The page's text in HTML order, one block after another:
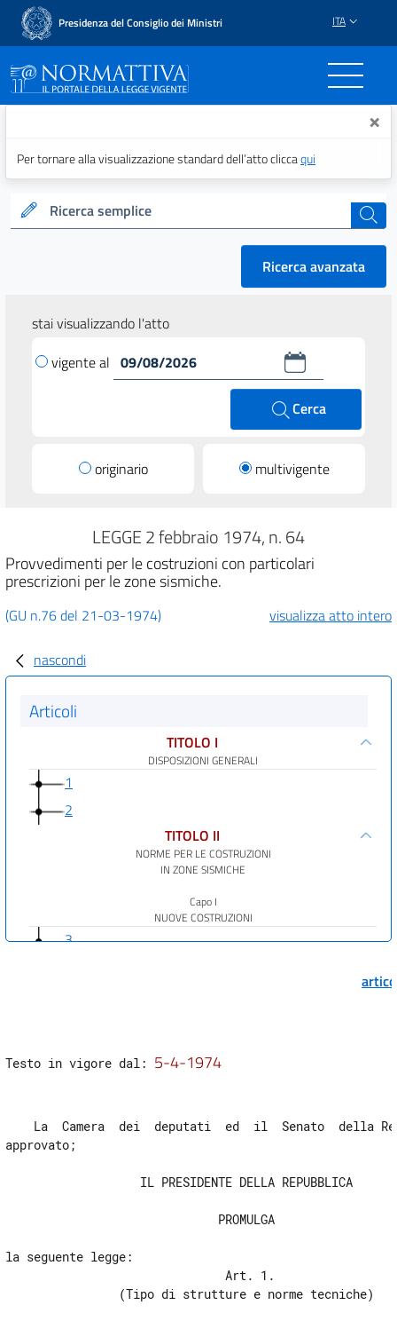
Presidenza del Consiglio dei Ministri ITA
Normattiva - Il portale ×
Per tornare alla visualizzazione standard dell’atto cliccaqui
Ricerca semplice cerca
Ricerca avanzata
stai visualizzando l'atto
vigente al
Cerca
originario multivigente
LEGGE 2 febbraio 1974, n. 64
Provvedimenti per le costruzioni con particolari
prescrizioni per le zone sismiche.
(GU n.76 del 21-03-1974) visualizza atto intero
nascondi
Articoli
TITOLO I
DISPOSIZIONI GENERALI
1
2
TITOLO II
NORME PER LE COSTRUZIONI
IN ZONE SISMICHE
Capo I
NUOVE COSTRUZIONI
3
10
RIPARAZIONI E SOPRAELEVAZIONI
Testo in vigore dal: 5-4-1974
La  Camera  dei  deputati  ed  il  Senato  della
approvato;
                   IL PRESIDENTE DELLA REPUBBLICA
                              PROMULGA
la seguente legge:
                               Art. 1.
                (Tipo di strutture e norme tecniche)